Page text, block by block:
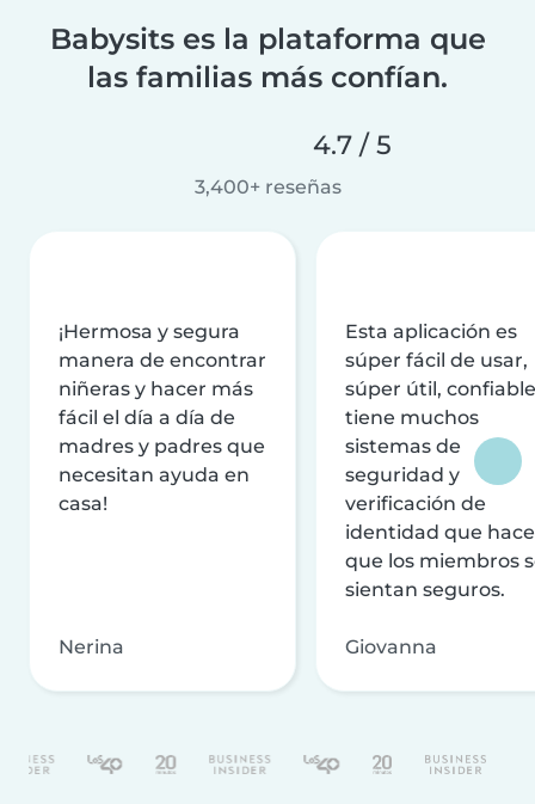
Babysits es la plataforma que
las familias más confían.
4.7 / 5
3,400+ reseñas
¡Hermosa y segura
manera de encontrar
niñeras y hacer más
fácil el día a día de
madres y padres que
necesitan ayuda en
casa!
Nerina
Esta aplicación es
súper fácil de usar,
súper útil,
tiene muchos
sistemas de
seguridad y
verificación de
identidad que
que los miembros
sientan seguros.
Giovanna